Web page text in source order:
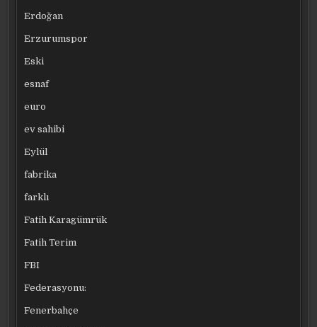
Erdoğan
Erzurumspor
Eski
esnaf
euro
ev sahibi
Eylül
fabrika
farklı
Fatih Karagümrük
Fatih Terim
FBI
Federasyonu:
Fenerbahçe